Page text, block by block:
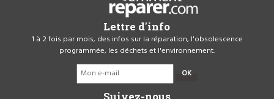
Lettre d'info
1 à 2 fois par mois, des infos sur la réparation, l'obsolescence
programmée, les déchets et l'environnement.
OK